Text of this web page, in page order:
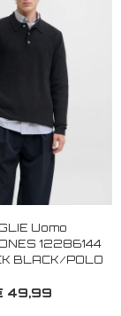
Uomo
12286144
BLACK/POLO
49,99